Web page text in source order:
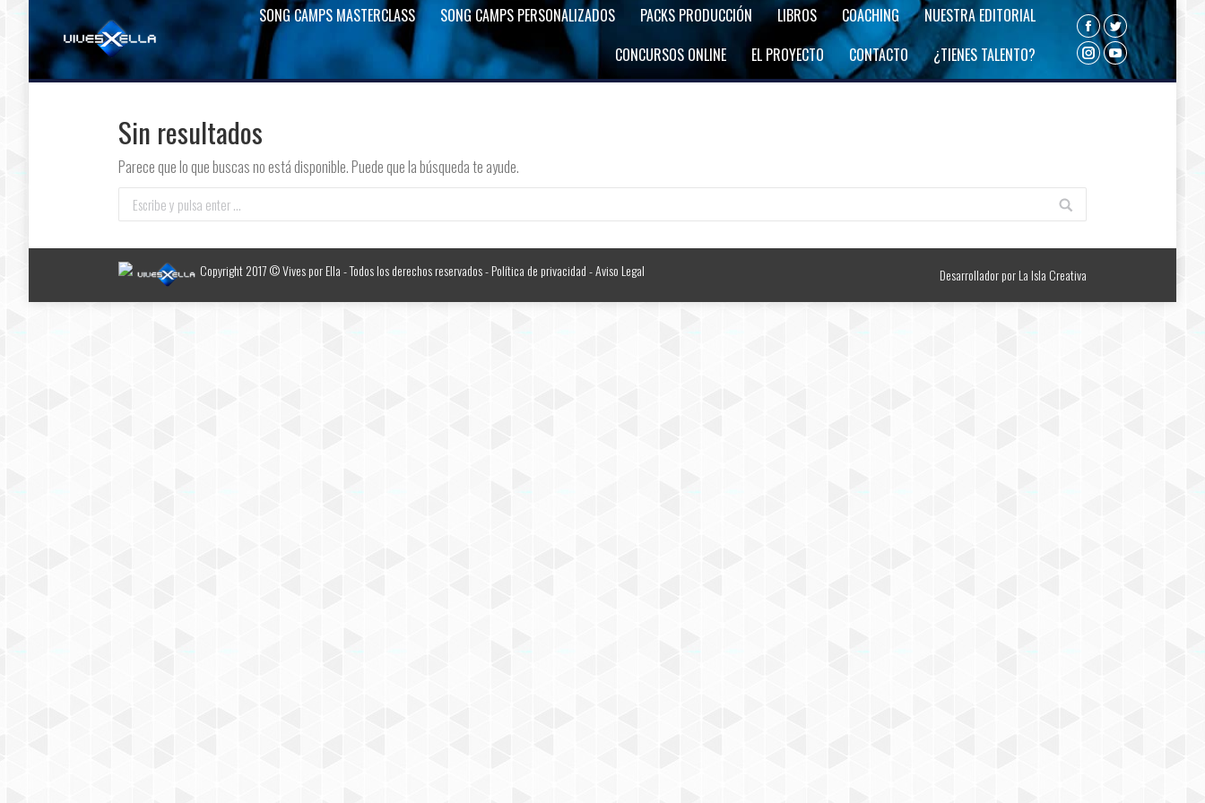
SONG CAMPS MASTERCLASS SONG CAMPS PERSONALIZADOS PACKS PRODUCCIÓN LIBROS COACHING
NUESTRA EDITORIAL
CONCURSOS ONLINE
EL PROYECTO CONTACTO ¿TIENES TALENTO?
Facebook
Twitter
Instagram
YouTube
Sin resultados
Parece que lo que buscas no está disponible. Puede que la búsqueda te ayude.
Buscar:
Copyright 2017 © Vives por Ella - Todos los derechos reservados -Política de privacidad-Aviso Legal Desarrollador porLa Isla Creativa